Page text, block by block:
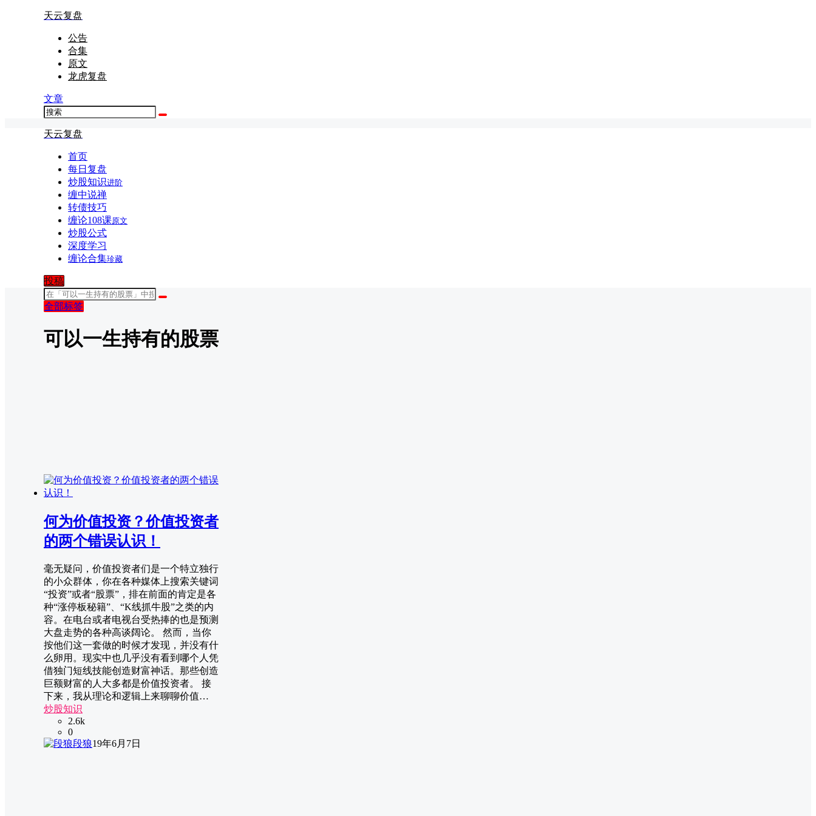
天云复盘
公告
合集
原文
龙虎复盘
文章
天云复盘
首页
每日复盘
炒股知识进阶
缠中说禅
转债技巧
缠论108课原文
炒股公式
深度学习
缠论合集珍藏
投稿
全部标签
可以一生持有的股票
何为价值投资？价值投资者
的两个错误认识！
毫无疑问，价值投资者们是一个特立独行
的小众群体，你在各种媒体上搜索关键词
“投资”或者“股票”，排在前面的肯定是各
种“涨停板秘籍”、“K线抓牛股”之类的内
容。在电台或者电视台受热捧的也是预测
大盘走势的各种高谈阔论。 然而，当你
按他们这一套做的时候才发现，并没有什
么卵用。现实中也几乎没有看到哪个人凭
借独门短线技能创造财富神话。那些创造
巨额财富的人大多都是价值投资者。 接
下来，我从理论和逻辑上来聊聊价值…
炒股知识
2.6k
0
段狼19年6月7日